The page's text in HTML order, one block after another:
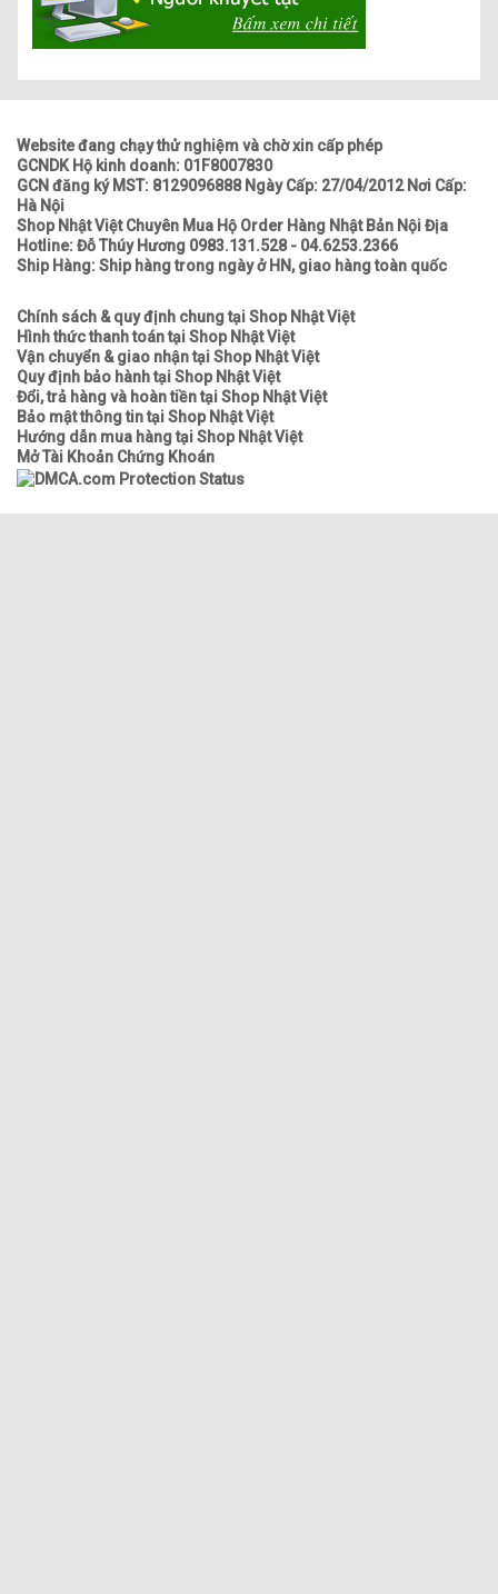
Website đang chạy thử nghiệm và chờ xin cấp phép
GCNDK Hộ kinh doanh: 01F8007830
GCN đăng ký MST: 8129096888 Ngày Cấp: 27/04/2012 Nơi Cấp:
Hà Nội
Shop Nhật Việt Chuyên Mua Hộ Order Hàng Nhật Bản Nội Địa
Hotline: Đỗ Thúy Hương 0983.131.528 - 04.6253.2366
Ship Hàng: Ship hàng trong ngày ở HN, giao hàng toàn quốc
Chính sách & quy định chung tại Shop Nhật Việt
Hình thức thanh toán tại Shop Nhật Việt
Vận chuyển & giao nhận tại Shop Nhật Việt
Quy định bảo hành tại Shop Nhật Việt
Đổi, trả hàng và hoàn tiền tại Shop Nhật Việt
Bảo mật thông tin tại Shop Nhật Việt
Hướng dẫn mua hàng tại Shop Nhật Việt
Mở Tài Khoản Chứng Khoán